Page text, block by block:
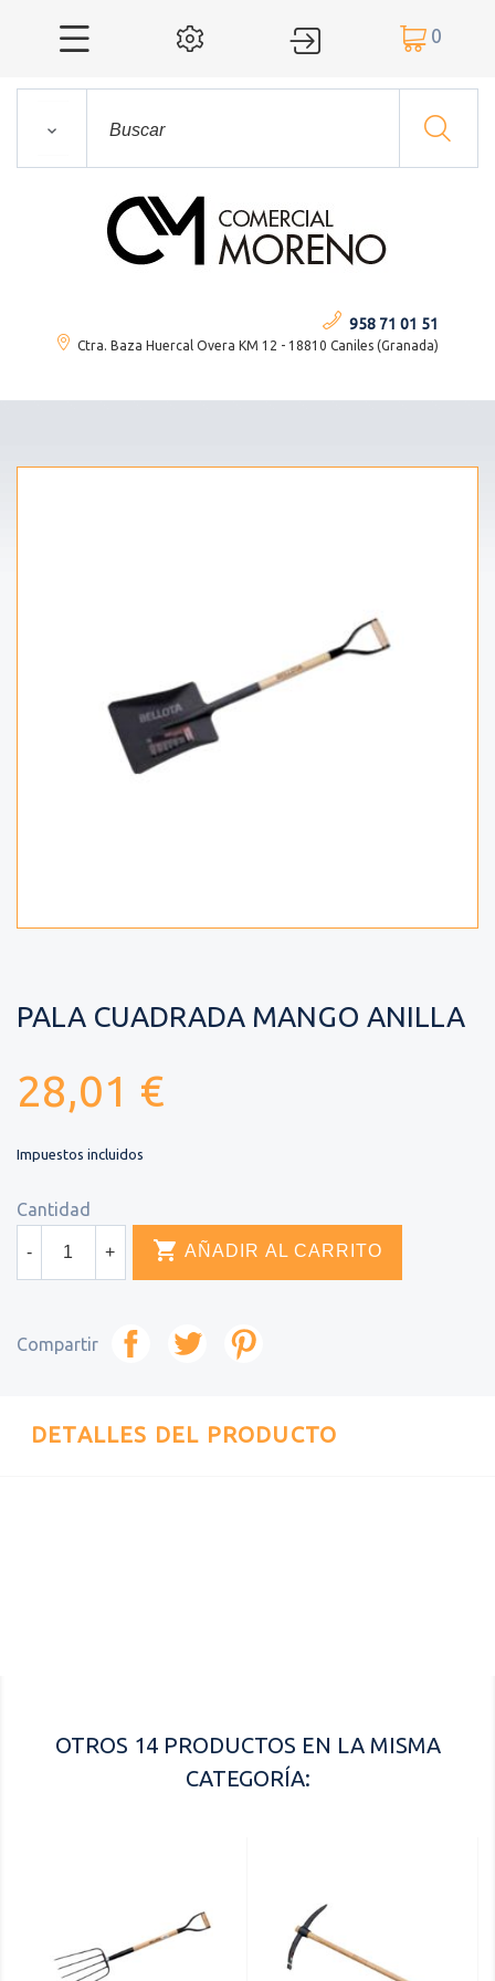
    0
958 71 01 51
Ctra. Baza Huercal Overa KM 12 - 18810 Caniles (Granada)
PALA CUADRADA MANGO ANILLA
28,01 €
Impuestos incluidos
Cantidad
- +  AÑADIR AL CARRITO
Compartir
DETALLES DEL PRODUCTO
OTROS 14 PRODUCTOS EN LA MISMA
CATEGORÍA: